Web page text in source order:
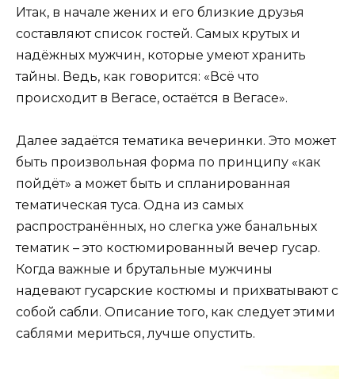
Итак, в начале жених и его близкие друзья
составляют список гостей. Самых крутых и
надёжных мужчин, которые умеют хранить
тайны. Ведь, как говорится: «Всё что
происходит в Вегасе, остаётся в Вегасе».
Далее задаётся тематика вечеринки. Это может
быть произвольная форма по принципу «как
пойдёт» а может быть и спланированная
тематическая туса. Одна из самых
распространённых, но слегка уже банальных
тематик – это костюмированный вечер гусар.
Когда важные и брутальные мужчины
надевают гусарские костюмы и прихватывают с
собой сабли. Описание того, как следует этими
саблями мериться, лучше опустить.